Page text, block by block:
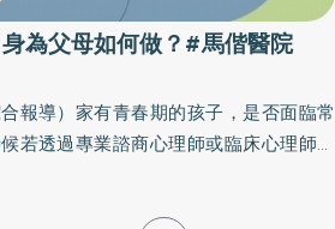
為父母如何做？#馬偕醫院
報導）家有青春期的孩子，是否面臨常
若透過專業諮商心理師或臨床心理師的